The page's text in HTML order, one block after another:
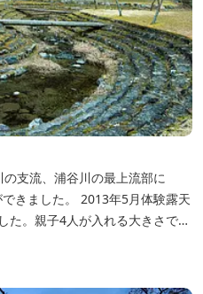
支流、浦谷川の最上流部に
きました。 2013年5月体験露天
た。親子4人が入れる大きさで
、星やホタルを見る事ができま
風呂を自分で沸かし、入浴しま
も完成しました。是非ご利用く